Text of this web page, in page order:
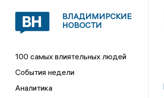
ВЛАДИМИРСКИЕ
НОВОСТИ
100 самых влиятельных людей
События недели
Аналитика